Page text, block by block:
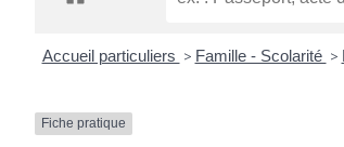
Accueil particuliers > Famille - Scolarité >
Fiche pratique